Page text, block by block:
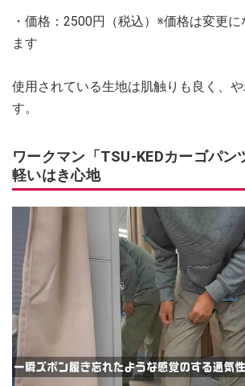
・価格：2500円（税込）※価格は変更
ます
使用されている生地は肌触りも良く、
す。
ワークマン「TSU-KEDカーゴパン
軽いはき心地